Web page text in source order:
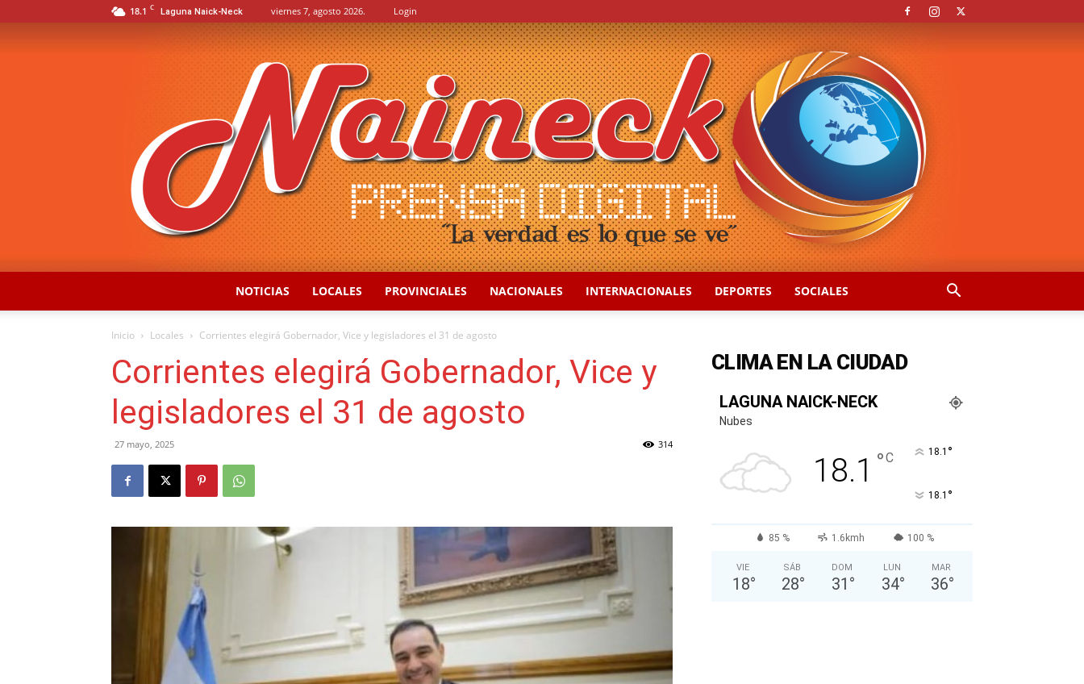
18.1 C Laguna Naick-Neck viernes 7, agosto 2026. Login
DIGITAL
NOTICIAS LOCALES PROVINCIALES NACIONALES INTERNACIONALES DEPORTES SOCIALES
Inicio Locales Corrientes elegirá Gobernador, Vice y legisladores el 31 de agosto
Corrientes elegirá Gobernador, Vice y
legisladores el 31 de agosto
27 mayo, 2025 314
CLIMA EN LA CIUDAD
LAGUNA NAICK-NECK
Nubes
18.1 °C 18.1 °
18.1 °
85 % 1.6kmh 100 %
VIE
18°
SÁB
28°
DOM
31 °
LUN
34°
MAR
36°